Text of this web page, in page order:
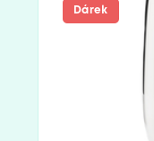
Dárek